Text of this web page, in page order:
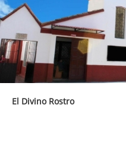
El Divino Rostro